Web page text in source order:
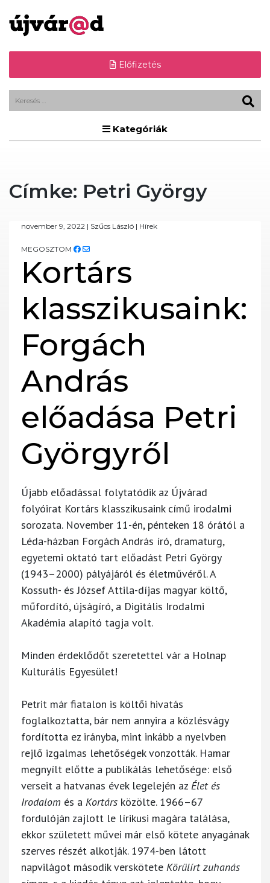
Előfizetés
Kategóriák
Címke: Petri György
november 9, 2022 | Szűcs László | Hírek
MEGOSZTOM
Kortárs
klasszikusaink:
Forgách
András
előadása Petri
Györgyről
Újabb előadással folytatódik az Újvárad
folyóirat Kortárs klasszikusaink című irodalmi
sorozata. November 11-én, pénteken 18 órától a
Léda-házban Forgách András író, dramaturg,
egyetemi oktató tart előadást Petri György
(1943–2000) pályájáról és életművéről. A
Kossuth- és József Attila-díjas magyar költő,
műfordító, újságíró, a Digitális Irodalmi
Akadémia alapító tagja volt.
Minden érdeklődőt szeretettel vár a Holnap
Kulturális Egyesület!
Petrit már fiatalon is költői hivatás
foglalkoztatta, bár nem annyira a közlésvágy
fordította ez irányba, mint inkább a nyelvben
rejlő izgalmas lehetőségek vonzották. Hamar
megnyílt előtte a publikálás lehetősége: első
verseit a hatvanas évek legelején az Élet és
Irodalom és a Kortárs közölte. 1966–67
fordulóján zajlott le lírikusi magára találása,
ekkor született művei már első kötete anyagának
szerves részét alkotják. 1974-ben látott
napvilágot második verskötete Körülírt zuhanás